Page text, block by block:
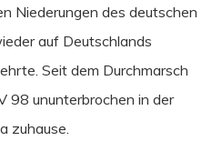
Niederungen des deutschen
auf Deutschlands
Seit dem Durchmarsch
98 ununterbrochen in der
zuhause.